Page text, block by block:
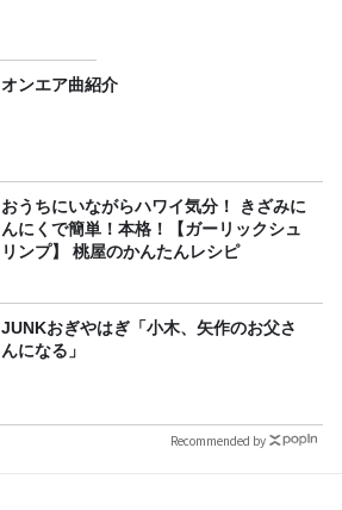
オンエア曲紹介
おうちにいながらハワイ気分！ きざみに
んにくで簡単！本格！【ガーリックシュ
リンプ】 桃屋のかんたんレシピ
JUNKおぎやはぎ「小木、矢作のお父さ
んになる」
Recommended by